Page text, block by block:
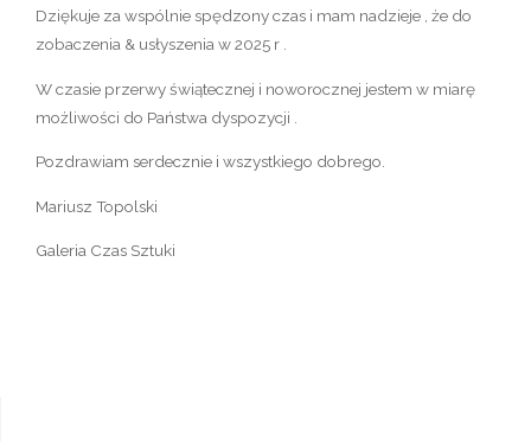
Dziękuje za wspólnie spędzony czas i mam nadzieje , że do
zobaczenia & usłyszenia w 2025 r .
W czasie przerwy świątecznej i noworocznej jestem w miarę
możliwości do Państwa dyspozycji .
Pozdrawiam serdecznie i wszystkiego dobrego.
Mariusz Topolski
Galeria Czas Sztuki